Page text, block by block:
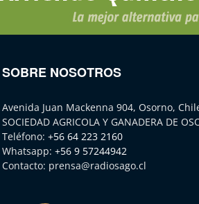
SOBRE NOSOTROS
Avenida Juan Mackenna 904, Osorno,
SOCIEDAD AGRICOLA Y GANADERA DE
Teléfono: +56 64 223 2160
Whatsapp: +56 9 57244942
Contacto: prensa@radiosago.cl